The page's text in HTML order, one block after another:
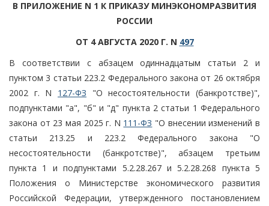
В ПРИЛОЖЕНИЕ N 1 К ПРИКАЗУ МИНЭКОНОМРАЗВИТИЯ
РОССИИ
ОТ 4 АВГУСТА 2020 Г. N 497
В соответствии с абзацем одиннадцатым статьи 2 и
пунктом 3 статьи 223.2 Федерального закона от 26 октября
2002 г. N 127-ФЗ "О несостоятельности (банкротстве)",
подпунктами "а", "б" и "д" пункта 2 статьи 1 Федерального
закона от 23 мая 2025 г. N 111-ФЗ "О внесении изменений в
статьи 213.25 и 223.2 Федерального закона "О
несостоятельности (банкротстве)", абзацем третьим
пункта 1 и подпунктами 5.2.28.267 и 5.2.28.268 пункта 5
Положения о Министерстве экономического развития
Российской Федерации, утвержденного постановлением